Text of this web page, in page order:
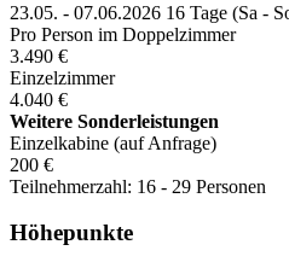
23.05. - 07.06.2026 16 Tage (Sa -
Pro Person im Doppelzimmer
3.490 €
Einzelzimmer
4.040 €
Weitere Sonderleistungen
Einzelkabine (auf Anfrage)
200 €
Teilnehmerzahl: 16 - 29 Personen
Höhepunkte